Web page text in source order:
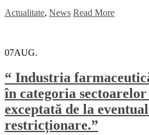
Actualitate, News Read More
07AUG.
“ Industria
în categoria
exceptată de la
restricționare.”